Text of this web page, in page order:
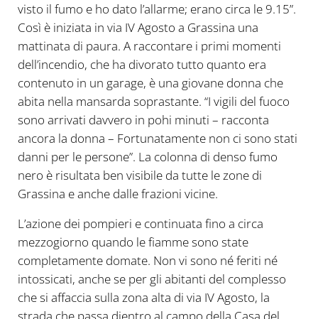
visto il fumo e ho dato l’allarme; erano circa le 9.15”.
Così è iniziata in via IV Agosto a Grassina una
mattinata di paura. A raccontare i primi momenti
dell’incendio, che ha divorato tutto quanto era
contenuto in un garage, è una giovane donna che
abita nella mansarda soprastante. “I vigili del fuoco
sono arrivati davvero in pohi minuti – racconta
ancora la donna – Fortunatamente non ci sono stati
danni per le persone”. La colonna di denso fumo
nero è risultata ben visibile da tutte le zone di
Grassina e anche dalle frazioni vicine.
L’azione dei pompieri e continuata fino a circa
mezzogiorno quando le fiamme sono state
completamente domate. Non vi sono né feriti né
intossicati, anche se per gli abitanti del complesso
che si affaccia sulla zona alta di via IV Agosto, la